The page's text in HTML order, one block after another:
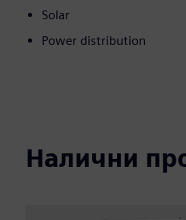
Solar
Power distribution
Налични